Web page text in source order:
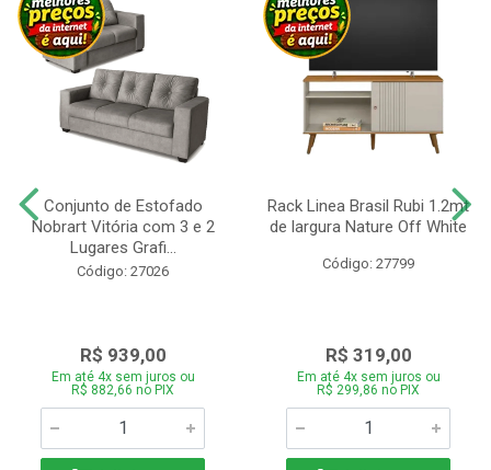
Conjunto de Estofado
Nobrart Vitória com 3 e 2
Lugares Grafi...
Código: 27026
R$ 939,00
Em até 4x sem juros ou
R$ 882,66 no PIX
Rack Linea Brasil Rubi 1.2mt
de largura Nature Off White
Código: 27799
R$ 319,00
Em até 4x sem juros ou
R$ 299,86 no PIX